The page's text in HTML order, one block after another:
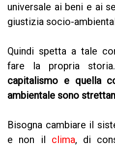
universale ai beni e ai
giustizia socio-
Quindi spetta a tale
fare la propria
capitalismo e quella
ambientale sono
Bisogna cambiare il
e non il clima, di